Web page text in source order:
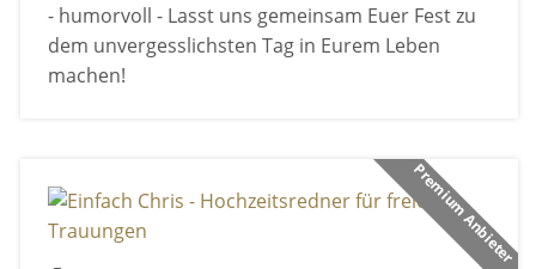
- humorvoll - Lasst uns gemeinsam Euer Fest zu
dem unvergesslichsten Tag in Eurem Leben
machen!
Premium Anbieter